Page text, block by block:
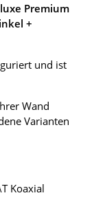
Premium
+
und ist
Wand
Varianten
Koaxial